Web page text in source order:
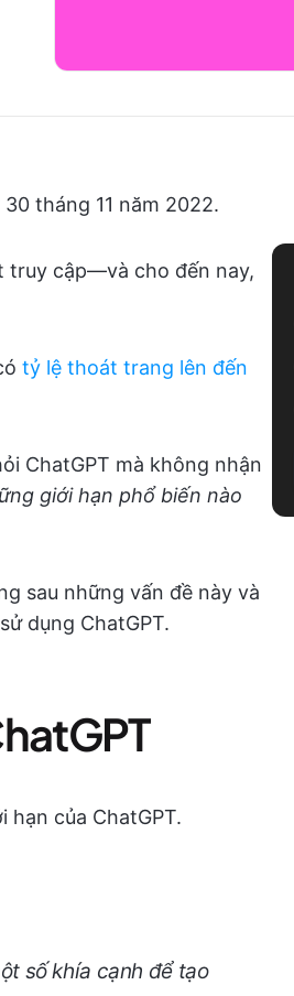
tháng 11 năm 2022.
truy cập—và cho đến nay,
tỷ lệ thoát trang lên đến
ChatGPT mà không nhận
giới hạn phổ biến nào
sau những vấn đề này và
dụng ChatGPT.
của ChatGPT.
số khía cạnh để tạo